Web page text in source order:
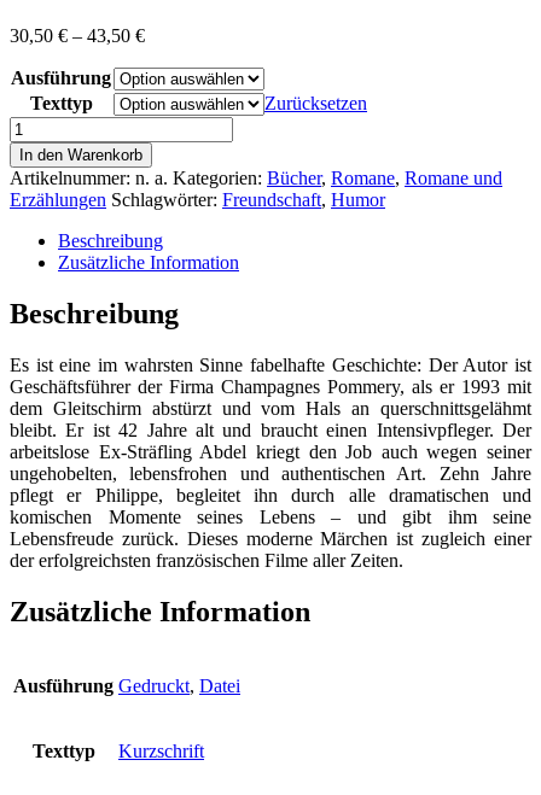
30,50 € – 43,50 €Preisspanne:
bis
43,50 €
Ausführung
Texttyp
Zurücksetzen
Pozzo
di
Borgo,
Philippe:
Ziemlich
beste
Freunde
Das
zweite
des
Philippe
Pozzo
di
Borgo
-
Die
wahre
Geschichte
zum
Menge
In den Warenkorb
Artikelnummer: n. a. Kategorien: Bücher, Romane, Romane und
Erzählungen Schlagwörter: Freundschaft, Humor
Beschreibung
Zusätzliche Information
Beschreibung
Es ist eine im wahrsten Sinne fabelhafte Geschichte: Der Autor ist
Geschäftsführer der Firma Champagnes Pommery, als er 1993 mit
dem Gleitschirm abstürzt und vom Hals an querschnittsgelähmt
bleibt. Er ist 42 Jahre alt und braucht einen Intensivpfleger. Der
arbeitslose Ex-Sträfling Abdel kriegt den Job auch wegen seiner
ungehobelten, lebensfrohen und authentischen Art. Zehn Jahre
pflegt er Philippe, begleitet ihn durch alle dramatischen und
komischen Momente seines Lebens – und gibt ihm seine
Lebensfreude zurück. Dieses moderne Märchen ist zugleich einer
der erfolgreichsten französischen Filme aller Zeiten.
Zusätzliche Information
Ausführung Gedruckt, Datei
Texttyp Kurzschrift